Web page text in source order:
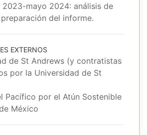
2023-mayo 2024: análisis de
del informe.
EXTERNOS
de St Andrews (y contratistas
por la Universidad de St
Pacífico por el Atún Sostenible
México